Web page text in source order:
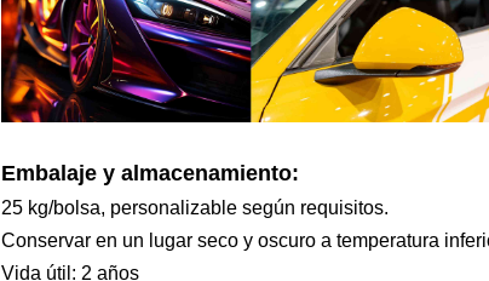
Embalaje y almacenamiento:
25 kg/bolsa, personalizable según requisitos.
Conservar en un lugar seco y oscuro a temperatura
Vida útil: 2 años